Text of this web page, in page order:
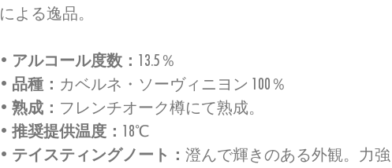
による逸品。
• アルコール度数： 13.5％
• 品種： カベルネ・ソーヴィニヨン 100％
• 熟成： フレンチオーク樽にて熟成。
• 推奨提供温度： 18℃
• テイスティングノート： 澄んで輝きのある外観。力強